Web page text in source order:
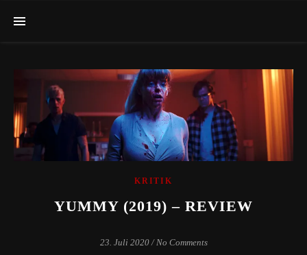
KRITIK
YUMMY (2019) – REVIEW
23. Juli 2020 / No Comments